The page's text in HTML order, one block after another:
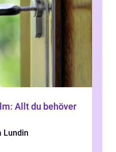
Allt du behöver
Lundin